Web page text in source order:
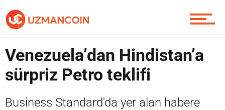
Piyasa
Soru Sor
Venezuela’dan Hindistan’a
sürpriz Petro teklifi
Business Standard'da yer alan habere